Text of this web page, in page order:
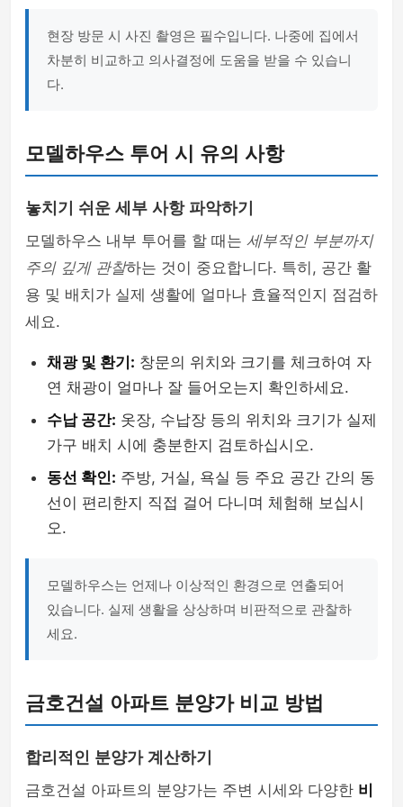
현장 방문 시 사진 촬영은 필수입니다. 나중에 집에서
차분히 비교하고 의사결정에 도움을 받을 수 있습니
다.
모델하우스 투어 시 유의 사항
놓치기 쉬운 세부 사항 파악하기
모델하우스 내부 투어를 할 때는 세부적인 부분까지
주의 깊게 관찰하는 것이 중요합니다. 특히, 공간 활
용 및 배치가 실제 생활에 얼마나 효율적인지 점검하
세요.
채광 및 환기: 창문의 위치와 크기를 체크하여 자
연 채광이 얼마나 잘 들어오는지 확인하세요.
수납 공간: 옷장, 수납장 등의 위치와 크기가 실제
가구 배치 시에 충분한지 검토하십시오.
동선 확인: 주방, 거실, 욕실 등 주요 공간 간의 동
선이 편리한지 직접 걸어 다니며 체험해 보십시
오.
모델하우스는 언제나 이상적인 환경으로 연출되어
있습니다. 실제 생활을 상상하며 비판적으로 관찰하
세요.
금호건설 아파트 분양가 비교 방법
합리적인 분양가 계산하기
금호건설 아파트의 분양가는 주변 시세와 다양한 비